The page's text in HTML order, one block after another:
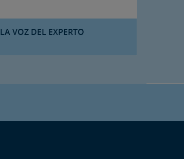
LA VOZ DEL EXPERTO